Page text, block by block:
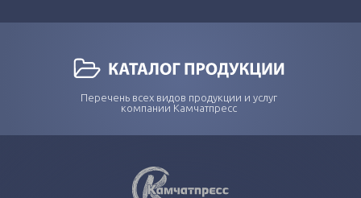
Перечень всех видов продукции и услуг
компании Камчатпресс